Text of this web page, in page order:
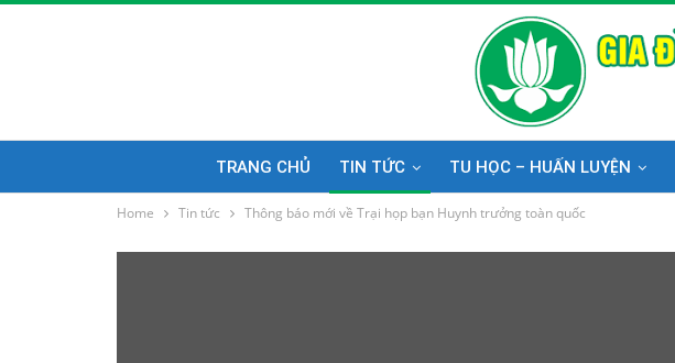
TRANG CHỦ TIN TỨC TU HỌC – HUẤN LUYỆN
Home Tin tức Thông báo mới về Trại họp bạn Huynh trưởng toàn quốc